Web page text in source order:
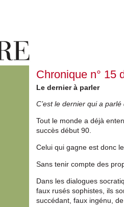
Chronique n° 15
Le dernier à parler
C’est le dernier qui a
Tout le monde a déjà
succès début 90.
Celui qui gagne est donc
Sans tenir compte des
Dans les dialogues
faux rusés sophistes, ils
succédant, faux ingénu,